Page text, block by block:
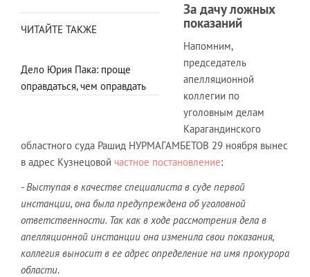
ЧИТАЙТЕ ТАКЖЕ
Дело Юрия Пака: проще
оправдаться, чем оправдать
За дачу ложных
показаний
Напомним,
председатель
апелляционной
коллегии по
уголовным делам
Карагандинского
областного суда Рашид НУРМАГАМБЕТОВ 29 ноября вынес
в адрес Кузнецовой частное постановление:
- Выступая в качестве специалиста в суде первой
инстанции, она была предупреждена об уголовной
ответственности. Так как в ходе рассмотрения дела в
апелляционной инстанции она изменила свои показания,
коллегия выносит в ее адрес определение на имя прокурора
области.